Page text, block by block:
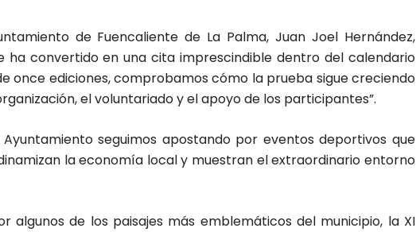
de Fuencaliente de La Palma, Juan Joel Hernández,
ha convertido en una cita imprescindible dentro del calendario
once ediciones, comprobamos cómo la prueba sigue creciendo
el voluntariado y el apoyo de los participantes”.
Ayuntamiento seguimos apostando por eventos deportivos que
la economía local y muestran el extraordinario entorno
algunos de los paisajes más emblemáticos del municipio, la XI